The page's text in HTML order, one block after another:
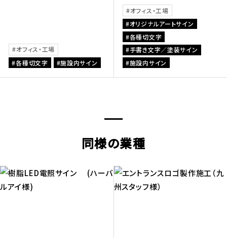
オフィス・工場
各種切文字
施設内サイン
オフィス・工場
オリジナルアートサイン
各種切文字
手書き文字／塗装サイン
施設内サイン
同様の業種